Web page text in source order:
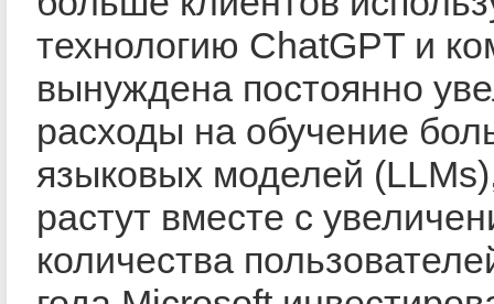
технологию ChatGPT и
вынуждена постоянно
расходы на обучение
языковых моделей
растут вместе с
количества